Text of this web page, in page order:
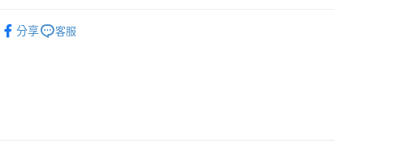
每筆NT$65，滿NT$1,300(含以上)免運費
分享
客服